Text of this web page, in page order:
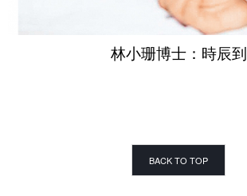
林小珊博士：時辰到
BACK TO TOP